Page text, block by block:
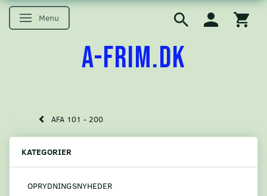
Skifte navigation
Menu
A-FRIM.DK
AFA 101 - 200
KATEGORIER
OPRYDNINGSNYHEDER